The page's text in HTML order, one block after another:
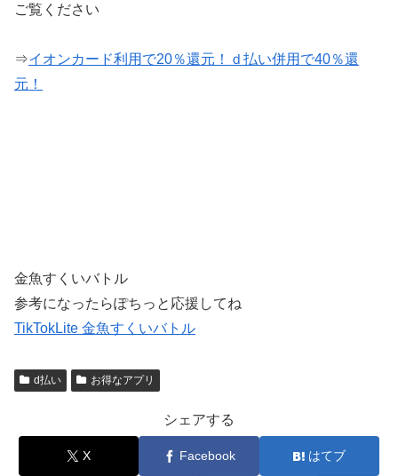
ご覧ください
⇒イオンカード利用で20％還元！ｄ払い併用で40％還
元！
金魚すくいバトル
参考になったらぽちっと応援してね
TikTokLite 金魚すくいバトル
d払い お得なアプリ
シェアする
X Facebook はてブ